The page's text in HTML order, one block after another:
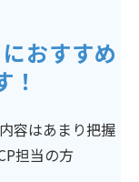
おすすめ
容はあまり把握
担当の方